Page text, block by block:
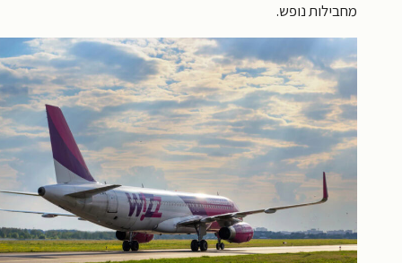
מחבילות נופש.